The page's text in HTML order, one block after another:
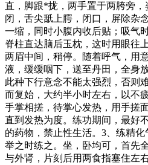
直，脚跟*拢，两手置于两胯旁
闭，舌尖舐上腭，闭口，屏除杂
一缩，同时小腹内收后贴；吸气
脊柱直达脑后玉枕，这时用眼往
两眉中间，稍停。随着呼气，用
液，缓缓咽下，送至丹田，全身
此种下行意念不能太强烈，否则
而复始，大约半小时左右，以不
手掌相搓，待掌心发热，用手搓
直到发热为度。练功期间，最好
的药物，禁止性生活。3、练精
举之时练之。坐，卧均可，首先
与外肾，片刻后用两食指塞住左